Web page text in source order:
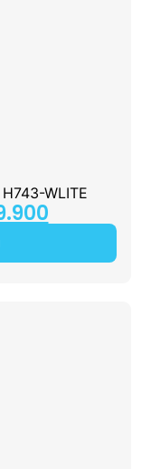
WLITE